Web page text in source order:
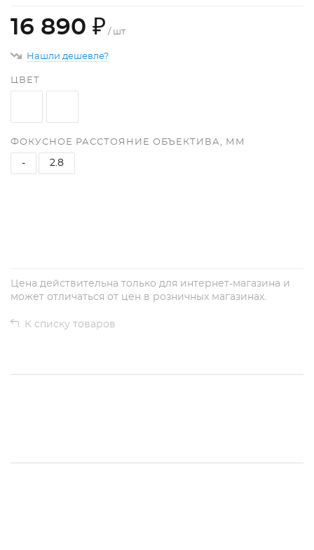
16 890 ₽ / шт
Нашли дешевле?
ЦВЕТ
ФОКУСНОЕ РАССТОЯНИЕ ОБЪЕКТИВА, ММ
- 2.8
Цена действительна только для интернет-магазина и
может отличаться от цен в розничных магазинах.
К списку товаров